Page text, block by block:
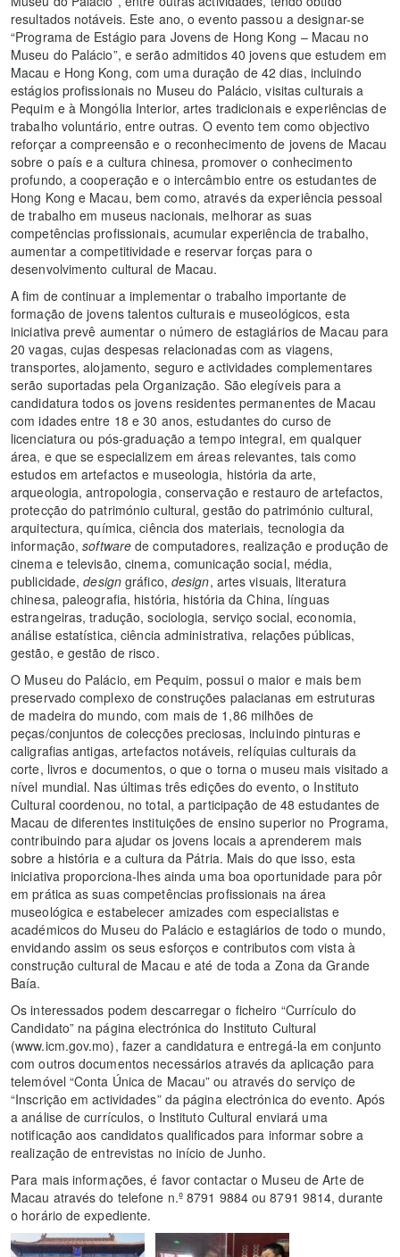
resultados notáveis. Este ano, o evento passou a designar-se
“Programa de Estágio para Jovens de Hong Kong – Macau no
Museu do Palácio”, e serão admitidos 40 jovens que estudem em
Macau e Hong Kong, com uma duração de 42 dias, incluindo
estágios profissionais no Museu do Palácio, visitas culturais a
Pequim e à Mongólia Interior, artes tradicionais e experiências de
trabalho voluntário, entre outras. O evento tem como objectivo
reforçar a compreensão e o reconhecimento de jovens de Macau
sobre o país e a cultura chinesa, promover o conhecimento
profundo, a cooperação e o intercâmbio entre os estudantes de
Hong Kong e Macau, bem como, através da experiência pessoal
de trabalho em museus nacionais, melhorar as suas
competências profissionais, acumular experiência de trabalho,
aumentar a competitividade e reservar forças para o
desenvolvimento cultural de Macau.
A fim de continuar a implementar o trabalho importante de
formação de jovens talentos culturais e museológicos, esta
iniciativa prevê aumentar o número de estagiários de Macau para
20 vagas, cujas despesas relacionadas com as viagens,
transportes, alojamento, seguro e actividades complementares
serão suportadas pela Organização. São elegíveis para a
candidatura todos os jovens residentes permanentes de Macau
com idades entre 18 e 30 anos, estudantes do curso de
licenciatura ou pós-graduação a tempo integral, em qualquer
área, e que se especializem em áreas relevantes, tais como
estudos em artefactos e museologia, história da arte,
arqueologia, antropologia, conservação e restauro de artefactos,
protecção do património cultural, gestão do património cultural,
arquitectura, química, ciência dos materiais, tecnologia da
informação,software de computadores, realização e produção de
cinema e televisão, cinema, comunicação social, média,
publicidade,designgráfico, design, artes visuais, literatura
chinesa, paleografia, história, história da China, línguas
estrangeiras, tradução, sociologia, serviço social, economia,
análise estatística, ciência administrativa, relações públicas,
gestão, e gestão de risco.
O Museu do Palácio, em Pequim, possui o maior e mais bem
preservado complexo de construções palacianas em estruturas
de madeira do mundo, com mais de 1,86 milhões de
peças/conjuntos de colecções preciosas, incluindo pinturas e
caligrafias antigas, artefactos notáveis, relíquias culturais da
corte, livros e documentos, o que o torna o museu mais visitado a
nível mundial. Nas últimas três edições do evento, o Instituto
Cultural coordenou, no total, a participação de 48 estudantes de
Macau de diferentes instituições de ensino superior no Programa,
contribuindo para ajudar os jovens locais a aprenderem mais
sobre a história e a cultura da Pátria. Mais do que isso, esta
iniciativa proporciona-lhes ainda uma boa oportunidade para pôr
em prática as suas competências profissionais na área
museológica e estabelecer amizades com especialistas e
académicos do Museu do Palácio e estagiários de todo o mundo,
envidando assim os seus esforços e contributos com vista à
construção cultural de Macau e até de toda a Zona da Grande
Baía.
Os interessados podem descarregar o ficheiro “Currículo do
Candidato” na página electrónica do Instituto Cultural
(www.icm.gov.mo), fazer a candidatura e entregá-la em conjunto
com outros documentos necessários através da aplicação para
telemóvel “Conta Única de Macau” ou através do serviço de
“Inscrição em actividades” da página electrónica do evento. Após
a análise de currículos, o Instituto Cultural enviará uma
notificação aos candidatos qualificados para informar sobre a
realização de entrevistas no início de Junho.
Para mais informações, é favor contactar o Museu de Arte de
Macau através do telefone n.º 8791 9884 ou 8791 9814, durante
o horário de expediente.